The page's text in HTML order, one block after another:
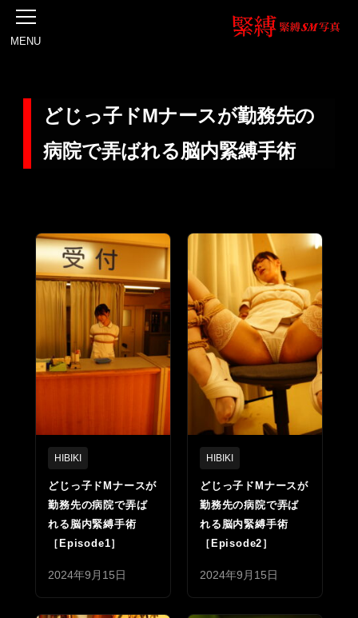
MENU
どじっ子ドMナースが勤務先の
病院で弄ばれる脳内緊縛手術
HIBIKI
どじっ子ドMナースが
勤務先の病院で弄ば
れる脳内緊縛手術
［Episode1］
2024年9月15日
HIBIKI
どじっ子ドMナースが
勤務先の病院で弄ば
れる脳内緊縛手術
［Episode2］
2024年9月15日